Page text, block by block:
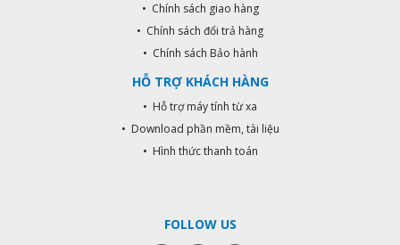
• Chính sách giao hàng
• Chính sách đổi trả hàng
• Chính sách Bảo hành
HỖ TRỢ KHÁCH HÀNG
• Hỗ trợ máy tính từ xa
• Download phần mềm, tài liệu
• Hình thức thanh toán
FOLLOW US